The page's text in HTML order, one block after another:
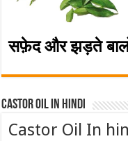
सफ़ेद और झड़ते
Castor Oil In Hindi
Castor Oil In